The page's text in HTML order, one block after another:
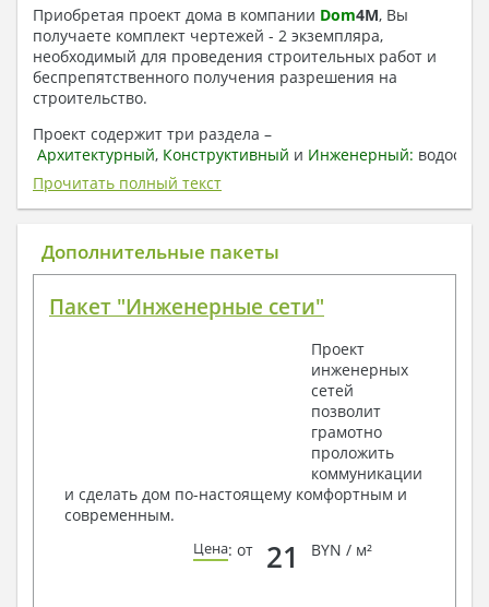
Приобретая проект дома в компании Dom4M, Вы
получаете комплект чертежей - 2 экземпляра,
необходимый для проведения строительных работ и
беспрепятственного получения разрешения на
строительство.
Проект содержит три раздела –
Архитектурный, Конструктивный и Инженерный:
отопление, вентиляция, канализация,
электроснабжение (приобретается за дополнительную
плату) + Пояснительная записка.
1. Архитектурный раздел:
План координационных осей
Поэтажные маркировочные планы с
Разрезы и состав конструкций
Фасады с ведомостью внешних отделок
Элементы проемов – спецификация
Ведомость перемычек – сечения и
спецификация
Экспликация полов
Архитектурные узлы в конструкциях
Прочитать полный текст
Дополнительные пакеты
Пакет "Инженерные сети"
Проект
инженерных
сетей
позволит
грамотно
проложить
коммуникации
и сделать дом по-настоящему комфортным и
современным.
Цена: от 21 BYN / м²